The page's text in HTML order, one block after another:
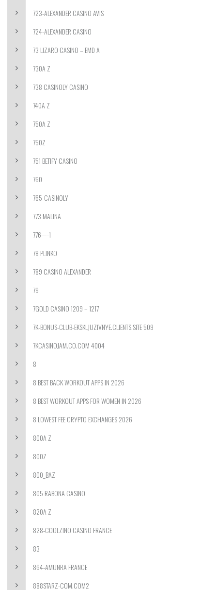
723-ALEXANDER CASINO AVIS
724-ALEXANDER CASINO
73 LIZARO CASINO – EMD A
730A Z
738 CASINOLY CASINO
740A Z
750A Z
750Z
751 BETIFY CASINO
760
765-CASINOLY
773 MALINA
776—-1
78 PLINKO
789 CASINO ALEXANDER
79
7GOLD CASINO 1209 – 1217
7K-BONUS-CLUB-EKSKLJUZIVNYE.CLIENTS.SITE 509
7KCASINOJAM.CO.COM 4004
8
8 BEST BACK WORKOUT APPS IN 2026
8 BEST WORKOUT APPS FOR WOMEN IN 2026
8 LOWEST FEE CRYPTO EXCHANGES 2026
800A Z
800Z
800_BAZ
805 RABONA CASINO
820A Z
828-COOLZINO CASINO FRANCE
83
864-AMUNRA FRANCE
888STARZ-COM.COM2